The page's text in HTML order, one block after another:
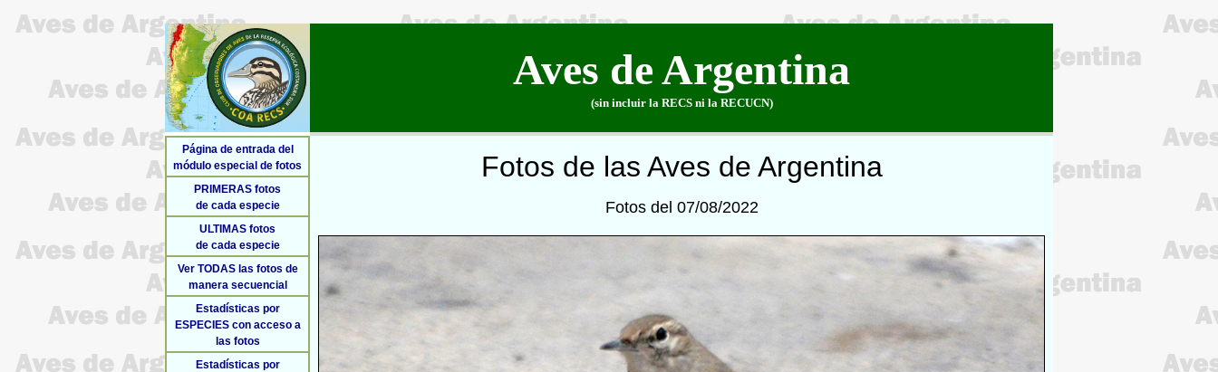
Aves de Argentina
(sin incluir la RECS ni la RECUCN)
Página de entrada del
módulo especial de fotos
PRIMERAS fotos
de cada especie
ULTIMAS fotos
de cada especie
Ver TODAS las fotos de
manera secuencial
Estadísticas por
ESPECIES con acceso a
las fotos
Estadísticas por
Fotos de las Aves de Argentina
Fotos del 07/08/2022